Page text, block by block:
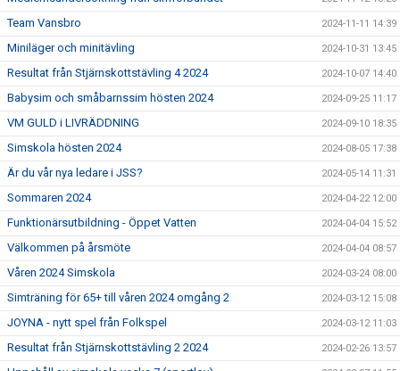
Team Vansbro 2024-11-11 14:39
Miniläger och minitävling 2024-10-31 13:45
Resultat från Stjärnskottstävling 4 2024 2024-10-07 14:40
Babysim och småbarnssim hösten 2024 2024-09-25 11:17
VM GULD i LIVRÄDDNING 2024-09-10 18:35
Simskola hösten 2024 2024-08-05 17:38
Är du vår nya ledare i JSS? 2024-05-14 11:31
Sommaren 2024 2024-04-22 12:00
Funktionärsutbildning - Öppet Vatten 2024-04-04 15:52
Välkommen på årsmöte 2024-04-04 08:57
Våren 2024 Simskola 2024-03-24 08:00
Simträning för 65+ till våren 2024 omgång 2 2024-03-12 15:08
JOYNA - nytt spel från Folkspel 2024-03-12 11:03
Resultat från Stjärnskottstävling 2 2024 2024-02-26 13:57